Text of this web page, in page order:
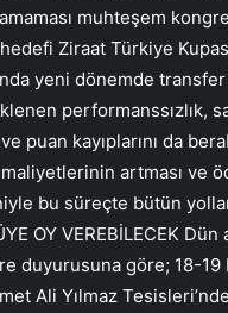
muhteşem
Ziraat Türkiye
yeni dönemde
performanssızlık,
puan kayıplarını da
artması ve
bu süreçte bütün
OY VEREBİLECEK Dün
duyurusuna göre; 18-19
Ali Yılmaz Tesisleri’nde